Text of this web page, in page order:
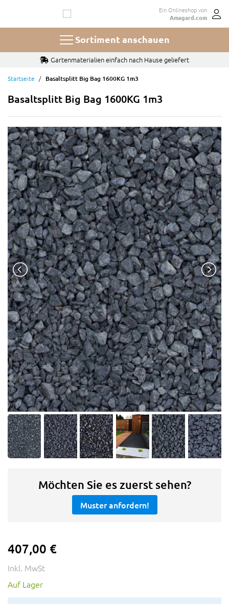
springen
Ein Onlineshop von
Amagard.com
Sortiment anschauen
Gartenmaterialien einfach nach Hause geliefert
Startseite Basaltsplitt Big Bag 1600KG 1m3
Basaltsplitt Big Bag 1600KG 1m3
Möchten Sie es zuerst sehen?
Muster anfordern!
407,00 €
Inkl. MwSt
Auf Lager